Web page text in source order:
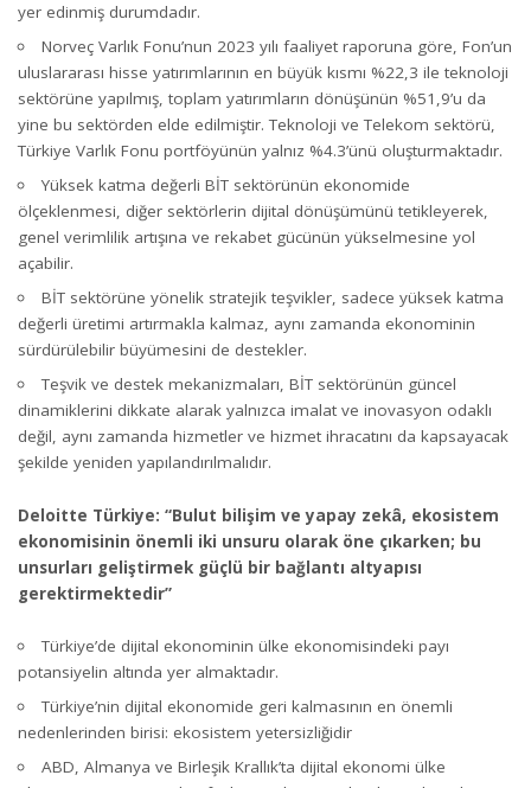
yer edinmiş durumdadır.
Norveç Varlık Fonu’nun 2023 yılı faaliyet raporuna göre, Fon’un
uluslararası hisse yatırımlarının en büyük kısmı %22,3 ile teknoloji
sektörüne yapılmış, toplam yatırımların dönüşünün %51,9’u da
yine bu sektörden elde edilmiştir. Teknoloji ve Telekom sektörü,
Türkiye Varlık Fonu portföyünün yalnız %4.3’ünü oluşturmaktadır.
Yüksek katma değerli BİT sektörünün ekonomide
ölçeklenmesi, diğer sektörlerin dijital dönüşümünü tetikleyerek,
genel verimlilik artışına ve rekabet gücünün yükselmesine yol
açabilir.
BİT sektörüne yönelik stratejik teşvikler, sadece yüksek katma
değerli üretimi artırmakla kalmaz, aynı zamanda ekonominin
sürdürülebilir büyümesini de destekler.
Teşvik ve destek mekanizmaları, BİT sektörünün güncel
dinamiklerini dikkate alarak yalnızca imalat ve inovasyon odaklı
değil, aynı zamanda hizmetler ve hizmet ihracatını da kapsayacak
şekilde yeniden yapılandırılmalıdır.
Deloitte Türkiye: “Bulut bilişim ve yapay zekâ, ekosistem
ekonomisinin önemli iki unsuru olarak öne çıkarken; bu
unsurları geliştirmek güçlü bir bağlantı altyapısı
gerektirmektedir”
Türkiye’de dijital ekonominin ülke ekonomisindeki payı
potansiyelin altında yer almaktadır.
Türkiye’nin dijital ekonomide geri kalmasının en önemli
nedenlerinden birisi: ekosistem yetersizliğidir
ABD, Almanya ve Birleşik Krallık’ta dijital ekonomi ülke